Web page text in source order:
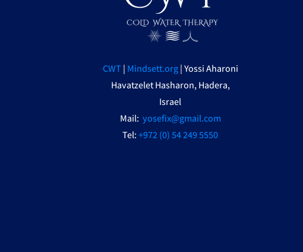
CWT | Mindsett.org|Yossi Aharoni
Havatzelet Hasharon, Hadera,
Israel
Mail: yosefix@gmail.com
Tel:+972 (0) 54 249 5550